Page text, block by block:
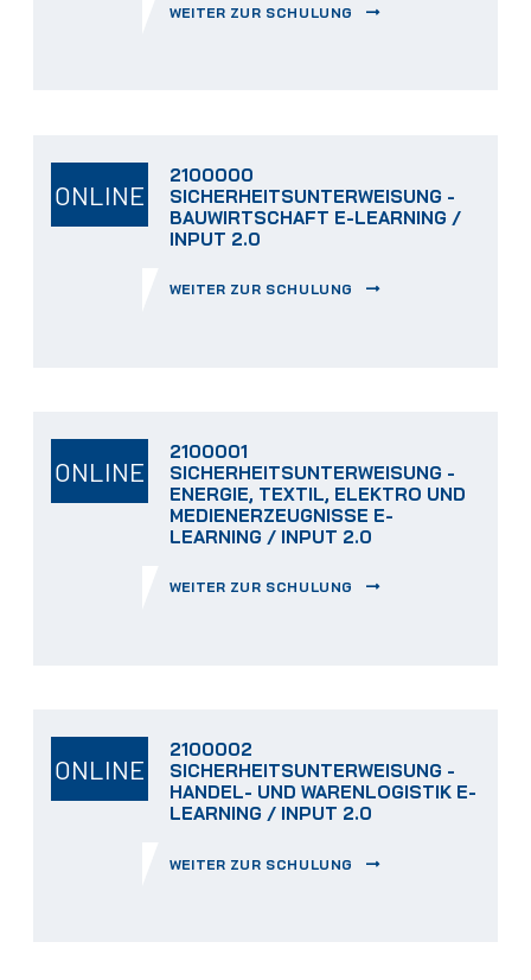
WEITER ZUR SCHULUNG
ONLINE
2100000
SICHERHEITSUNTERWEISUNG -
BAUWIRTSCHAFT E-LEARNING /
INPUT 2.0
WEITER ZUR SCHULUNG
ONLINE
2100001
SICHERHEITSUNTERWEISUNG -
ENERGIE, TEXTIL, ELEKTRO UND
MEDIENERZEUGNISSE E-
LEARNING / INPUT 2.0
WEITER ZUR SCHULUNG
ONLINE
2100002
SICHERHEITSUNTERWEISUNG -
HANDEL- UND WARENLOGISTIK E-
LEARNING / INPUT 2.0
WEITER ZUR SCHULUNG